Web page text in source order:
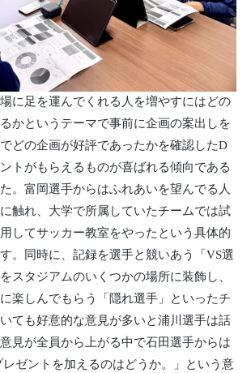
に足を運んでくれる人を増やすにはどの
かというテーマで事前に企画の案出しを
どの企画が好評であったかを確認したD
トがもらえるものが喜ばれる傾向である
。富岡選手からはふれあいを望んでる人
触れ、大学で所属していたチームでは試
してサッカー教室をやったという具体的
。同時に、記録を選手と競いあう「VS選
スタジアムのいくつかの場所に装飾し、
楽しんでもらう「隠れ選手」といったチ
ても好意的な意見が多いと浦川選手は話
見が全員から上がる中で石田選手からは
レゼントを加えるのはどうか。」という意